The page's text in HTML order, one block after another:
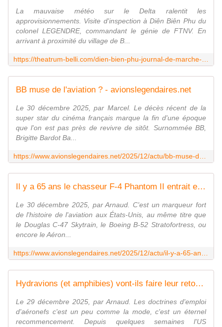
La mauvaise météo sur le Delta ralentit les
approvisionnements. Visite d'inspection à Diên Biên Phu du
colonel LEGENDRE, commandant le génie de FTNV. En
arrivant à proximité du village de B...
BB muse de l'aviation ? - avionslegendaires.net
Le 30 décembre 2025, par Marcel. Le décès récent de la
super star du cinéma français marque la fin d'une époque
que l'on est pas près de revivre de sitôt. Surnommée BB,
Brigitte Bardot Ba...
Il y a 65 ans le chasseur F-4 Phantom II entrait en service, et il est toujours opérationnel ! - avionslegendaires.net
Le 30 décembre 2025, par Arnaud. C'est un marqueur fort
de l'histoire de l'aviation aux États-Unis, au même titre que
le Douglas C-47 Skytrain, le Boeing B-52 Stratofortress, ou
encore le Aéron...
Hydravions (et amphibies) vont-ils faire leur retour dans l'US Air Force ? - avionslegendaires.net
Le 29 décembre 2025, par Arnaud. Les doctrines d'emploi
d'aéronefs c'est un peu comme la mode, c'est un éternel
recommencement. Depuis quelques semaines l'US